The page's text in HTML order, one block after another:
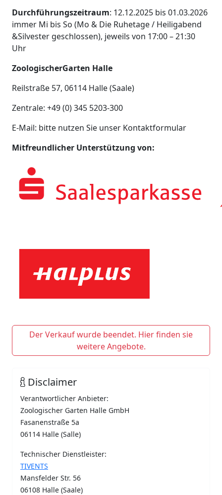
Durchführungszeitraum: 12.12.2025 bis 01.03.2026
immer Mi bis So (Mo & Die Ruhetage / Heiligabend
&Silvester geschlossen), jeweils von 17:00 – 21:30
Uhr
ZoologischerGarten Halle
Reilstraße 57, 06114 Halle (Saale)
Zentrale: +49 (0) 345 5203-300
E-Mail: bitte nutzen Sie unser Kontaktformular
Mitfreundlicher Unterstützung von:
Der Verkauf wurde beendet. Hier finden sie
weitere Angebote.
Disclaimer
Verantwortlicher Anbieter:
Zoologischer Garten Halle GmbH
Fasanenstraße 5a
06114 Halle (Salle)
Technischer Dienstleister:
TIVENTS
Mansfelder Str. 56
06108 Halle (Saale)